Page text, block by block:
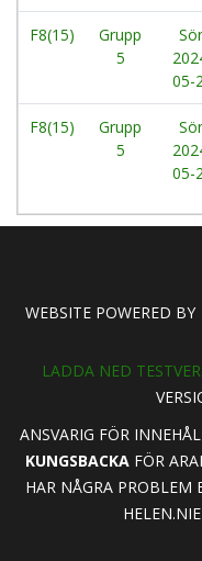
F8(15)
Grupp
5
05-
F8(15)
Grupp
5
05-
WEBSITE POWERED BY
LADDA NED
ANSVARIG FÖR
KUNGSBACKAFÖR
HAR NÅGRA PROBLEM